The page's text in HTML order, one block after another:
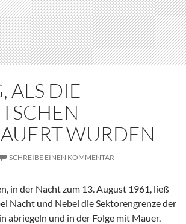
ALS DIE
WURDEN
SCHREIBE EINEN KOMMENTAR
in der Nacht zum 13. August 1961, ließ
Nacht und Nebel die Sektorengrenze der
abriegeln und in der Folge mit Mauer,